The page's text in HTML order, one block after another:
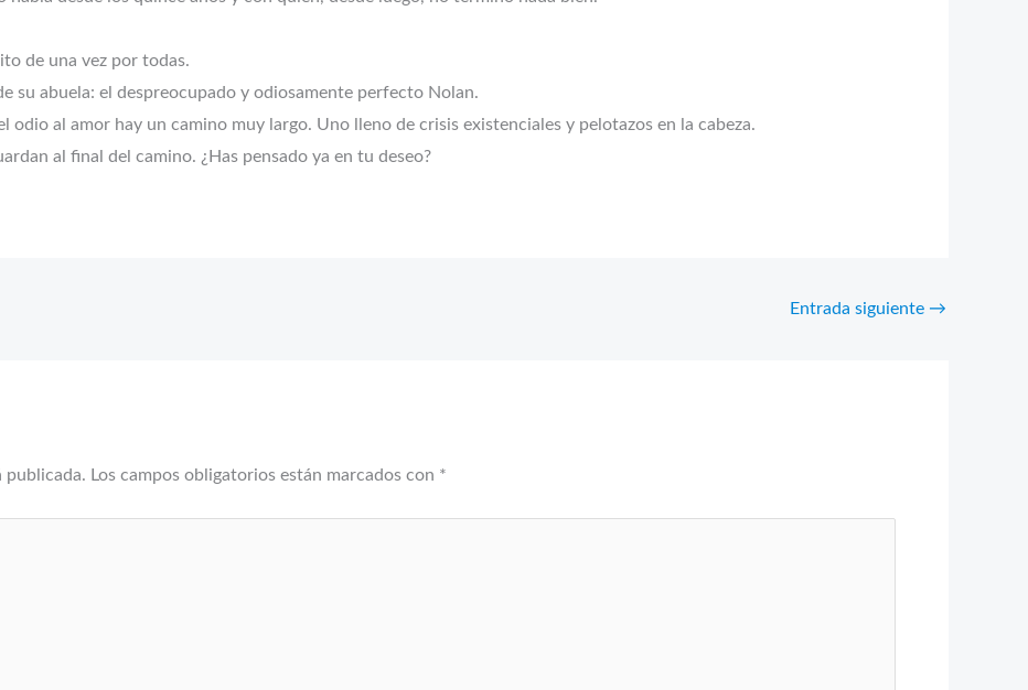
de una vez por todas.
su abuela: el despreocupado y odiosamente perfecto Nolan.
odio al amor hay un camino muy largo. Uno lleno de crisis existenciales y pelotazos en la cabeza.
al final del camino. ¿Has pensado ya en tu deseo?
Entrada siguiente →
publicada. Los campos obligatorios están marcados con *